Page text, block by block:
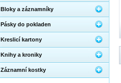
Bloky a záznamníky
Pásky do pokladen
Kreslicí kartony
Knihy a kroniky
Záznamní kostky